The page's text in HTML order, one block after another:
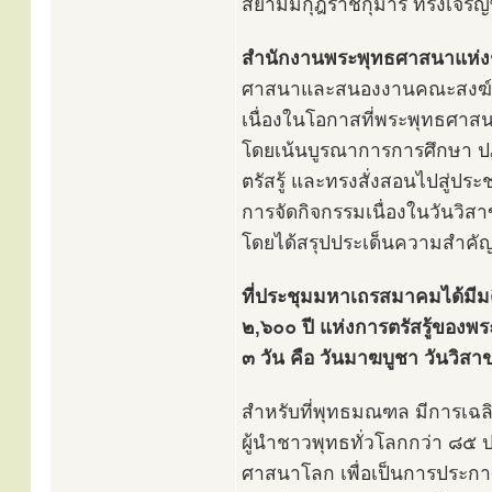
สยามมกุฎราชกุมาร ทรงเจริ
สำนักงานพระพุทธศาสนาแห่
ศาสนาและสนองงานคณะสง
เนื่องในโอกาสที่พระพุทธศา
โดยเน้นบูรณาการการศึกษา
ตรัสรู้ และทรงสั่งสอนไปสู่ปร
การจัดกิจกรรมเนื่องในวันวิ
โดยได้สรุปประเด็นความสำคั
ที่ประชุมมหาเถรสมาคมได้มี
๒,๖๐๐ ปี แห่งการตรัสรู้ของพ
๓ วัน คือ วันมาฆบูชา วันวิสา
สำหรับที่พุทธมณฑล มีการเฉ
ผู้นำชาวพุทธทั่วโลกกว่า ๘๕
ศาสนาโลก เพื่อเป็นการประก